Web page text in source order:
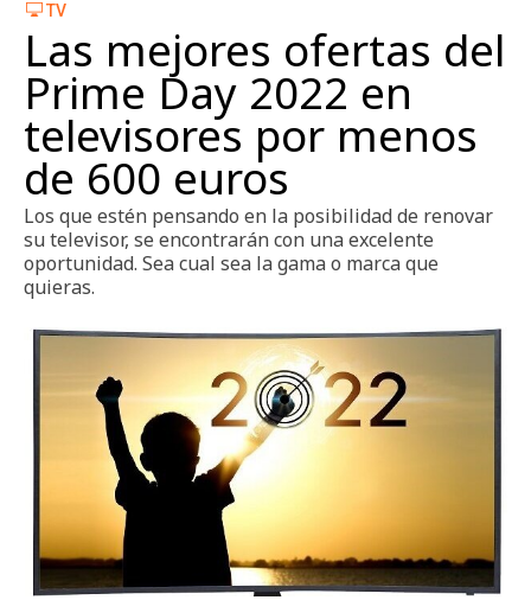
TV
Las mejores ofertas del
Prime Day 2022 en
televisores por menos
de 600 euros
Los que estén pensando en la posibilidad de renovar
su televisor, se encontrarán con una excelente
oportunidad. Sea cual sea la gama o marca que
quieras.